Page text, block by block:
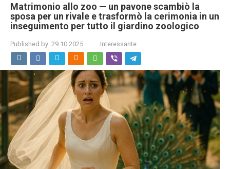
Matrimonio allo zoo — un pavone scambiò la
sposa per un rivale e trasformò la cerimonia in un
inseguimento per tutto il giardino zoologico
Published by: 29.10.2025 Interessante